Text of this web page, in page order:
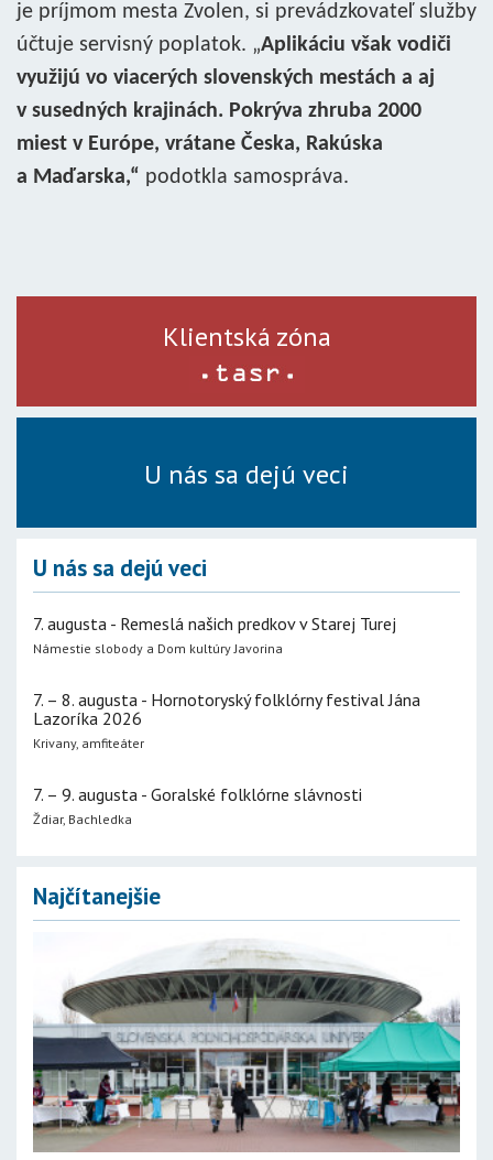
je príjmom mesta Zvolen, si prevádzkovateľ služby
účtuje servisný poplatok. „Aplikáciu však vodiči
využijú vo viacerých slovenských mestách a aj
v susedných krajinách. Pokrýva zhruba 2000
miest v Európe, vrátane Česka, Rakúska
a Maďarska,“ podotkla samospráva.
Klientská zóna
U nás sa dejú veci
U nás sa dejú veci
7. augusta - Remeslá našich predkov v Starej Turej
Námestie slobody a Dom kultúry Javorina
7. – 8. augusta - Hornotoryský folklórny festival Jána
Lazoríka 2026
Krivany, amfiteáter
7. – 9. augusta - Goralské folklórne slávnosti
Ždiar, Bachledka
Najčítanejšie